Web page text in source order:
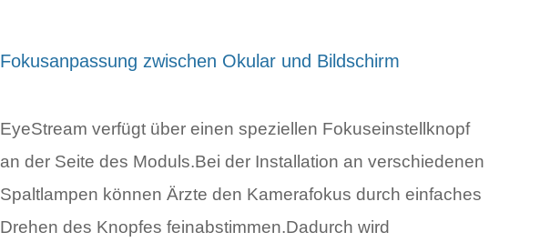
Fokusanpassung zwischen Okular und Bildschirm
EyeStream verfügt über einen speziellen Fokuseinstellknopf
an der Seite des Moduls.Bei der Installation an verschiedenen
Spaltlampen können Ärzte den Kamerafokus durch einfaches
Drehen des Knopfes feinabstimmen.Dadurch wird